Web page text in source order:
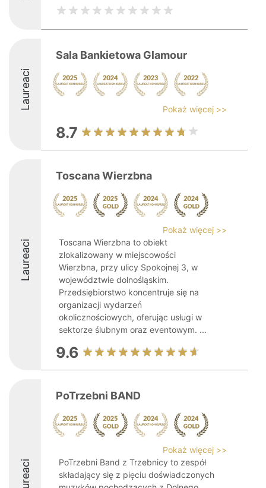
Laureaci
Sala Bankietowa Glamour
Pokaż więcej >>
8.7
Laureaci
Toscana Wierzbna
Pokaż więcej >>
Toscana Wierzbna to obiekt
zlokalizowany w miejscowości
Wierzbna, przy ulicy Spokojnej 3, w
województwie dolnośląskim.
Przedsiębiorstwo koncentruje się na
organizacji wydarzeń
okolicznościowych, oferując usługi w
sektorze ślubnym oraz eventowym. ...
9.6
PoTrzebni BAND
Pokaż więcej >>
PoTrzebni Band z Trzebnicy to zespół
składający się z pięciu doświadczonych